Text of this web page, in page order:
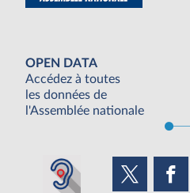
OPEN DATA
Accédez à toutes
les données de
l'Assemblée nationale